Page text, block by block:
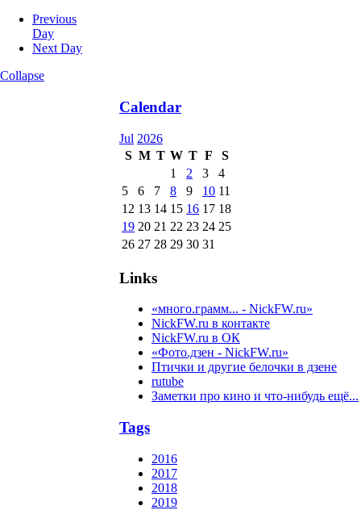
Previous
Day
Next Day
Collapse
Calendar
Jul 2026
S M T W T F
S
1
2 3
4
5
6 7 8 9 10 11
12 13 14 15 16 17 18
19 20 21 22 23 24 25
26 27 28 29 30 31
Links
«много.грамм... - NickFW.ru»
NickFW.ru в контакте
NickFW.ru в ОК
«Фото.дзен - NickFW.ru»
Птички и другие белочки в дзене
rutube
Заметки про кино и что-нибудь ещё...
Tags
2016
2017
2018
2019